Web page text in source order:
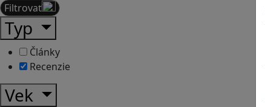
Filtrovať
Typ
Články
Recenzie
Vek